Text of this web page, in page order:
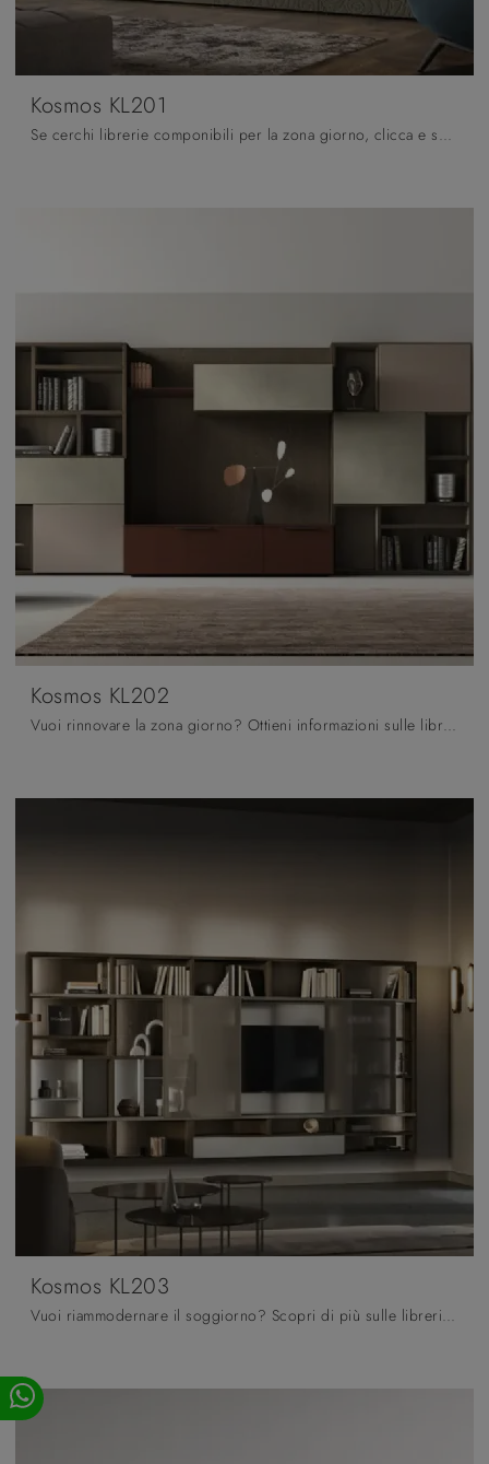
Kosmos KL201
Se cerchi librerie componibili per la zona giorno, clicca e scopri le nostre soluzioni moderne: il modello Kosmos KL201 Moretti Compact Giorno Notte ...
Kosmos KL202
Vuoi rinnovare la zona giorno? Ottieni informazioni sulle librerie moderne a muro e arreda i tuoi interni con il modello Kosmos KL202.
Kosmos KL203
Vuoi riammodernare il soggiorno? Scopri di più sulle librerie moderne a muro e arreda i tuoi spazi con il modello Kosmos KL203.